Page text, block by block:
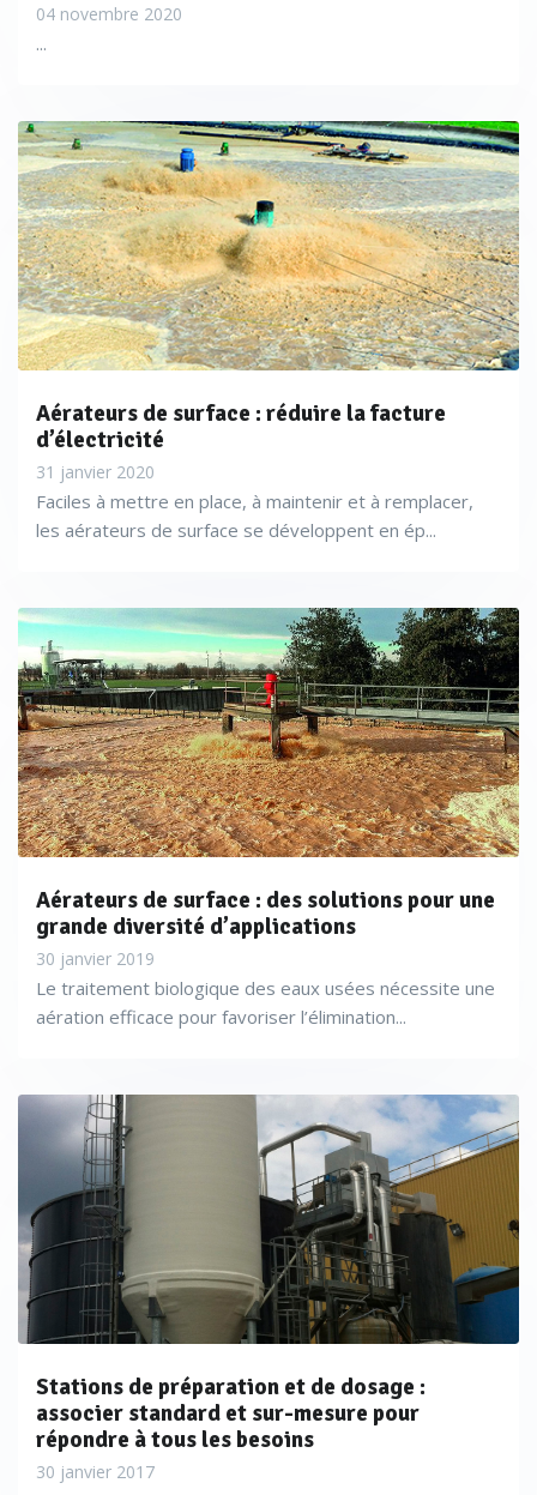
04 novembre 2020
...
Aérateurs de surface : réduire la facture
d’électricité
31 janvier 2020
Faciles à mettre en place, à maintenir et à remplacer,
les aérateurs de surface se développent en ép...
Aérateurs de surface : des solutions pour une
grande diversité d’applications
30 janvier 2019
Le traitement biologique des eaux usées nécessite une
aération efficace pour favoriser l’élimination...
Stations de préparation et de dosage :
associer standard et sur-mesure pour
répondre à tous les besoins
30 janvier 2017